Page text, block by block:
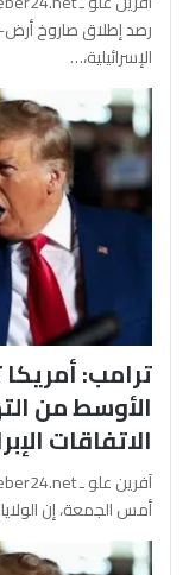
رصد إطلاق صاروخ أرض-
الإسرائيلية،…
ترامب:
الأوسط من
الاتفاقات
أمس الجمعة، إن